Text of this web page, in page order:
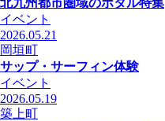
北九州都市圏域のホタル特集
イベント
2026.05.21
岡垣町
サップ・サーフィン体験
イベント
2026.05.19
築上町